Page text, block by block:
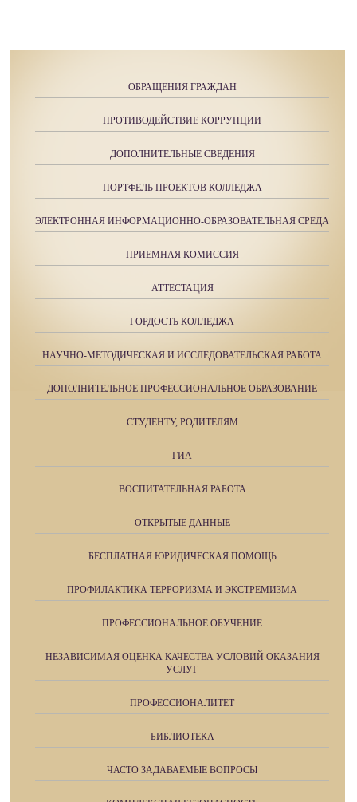
ОБРАЩЕНИЯ ГРАЖДАН
ПРОТИВОДЕЙСТВИЕ КОРРУПЦИИ
ДОПОЛНИТЕЛЬНЫЕ СВЕДЕНИЯ
ПОРТФЕЛЬ ПРОЕКТОВ КОЛЛЕДЖА
ЭЛЕКТРОННАЯ ИНФОРМАЦИОННО-ОБРАЗОВАТЕЛЬНАЯ СРЕДА
ПРИЕМНАЯ КОМИССИЯ
АТТЕСТАЦИЯ
ГОРДОСТЬ КОЛЛЕДЖА
НАУЧНО-МЕТОДИЧЕСКАЯ И ИССЛЕДОВАТЕЛЬСКАЯ РАБОТА
ДОПОЛНИТЕЛЬНОЕ ПРОФЕССИОНАЛЬНОЕ ОБРАЗОВАНИЕ
СТУДЕНТУ, РОДИТЕЛЯМ
ГИА
ВОСПИТАТЕЛЬНАЯ РАБОТА
ОТКРЫТЫЕ ДАННЫЕ
БЕСПЛАТНАЯ ЮРИДИЧЕСКАЯ ПОМОЩЬ
ПРОФИЛАКТИКА ТЕРРОРИЗМА И ЭКСТРЕМИЗМА
ПРОФЕССИОНАЛЬНОЕ ОБУЧЕНИЕ
НЕЗАВИСИМАЯ ОЦЕНКА КАЧЕСТВА УСЛОВИЙ ОКАЗАНИЯ
УСЛУГ
ПРОФЕССИОНАЛИТЕТ
БИБЛИОТЕКА
ЧАСТО ЗАДАВАЕМЫЕ ВОПРОСЫ